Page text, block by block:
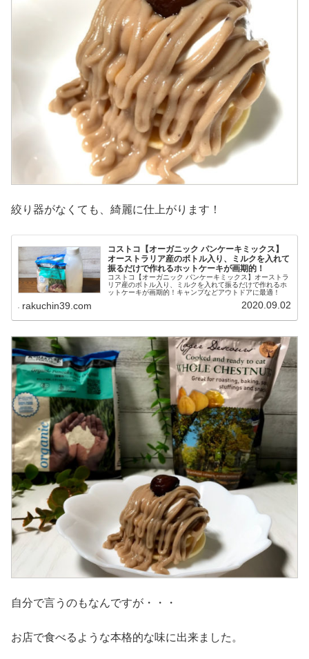
絞り器がなくても、綺麗に仕上がります！
コストコ【オーガニック パンケーキミックス】
オーストラリア産のボトル入り、ミルクを入れて
振るだけで作れるホットケーキが画期的！
コストコ【オーガニック パンケーキミックス】オーストラ
リア産のボトル入り、ミルクを入れて振るだけで作れるホ
ットケーキが画期的！キャンプなどアウトドアに最適！
rakuchin39.com 2020.09.02
自分で言うのもなんですが・・・
お店で食べるような本格的な味に出来ました。